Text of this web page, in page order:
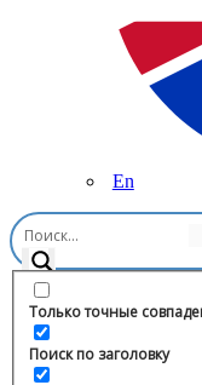
En
Только точные
Поиск по заголовку
Главная